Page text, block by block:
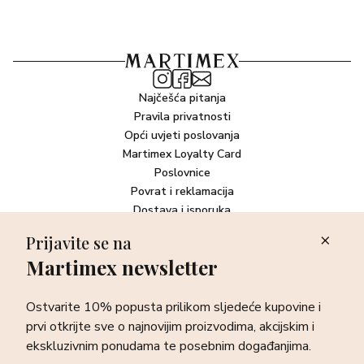
akordima, ostavljajući bogat i dugotrajan trag na koži.
Najčešća pitanja
Pravila privatnosti
Opći uvjeti poslovanja
Martimex Loyalty Card
Poslovnice
Povrat i reklamacija
Dostava i isporuka
Newsletter
sve o najnovijim proizvodima, akcijskim i ekskluzivnim
ponudama te posebnim događanjima.
Prijava
Prijavite se na
Martimex newsletter
Ostvarite 10% popusta prilikom sljedeće kupovine i
prvi otkrijte sve o najnovijim proizvodima, akcijskim i
ekskluzivnim ponudama te posebnim događanjima.